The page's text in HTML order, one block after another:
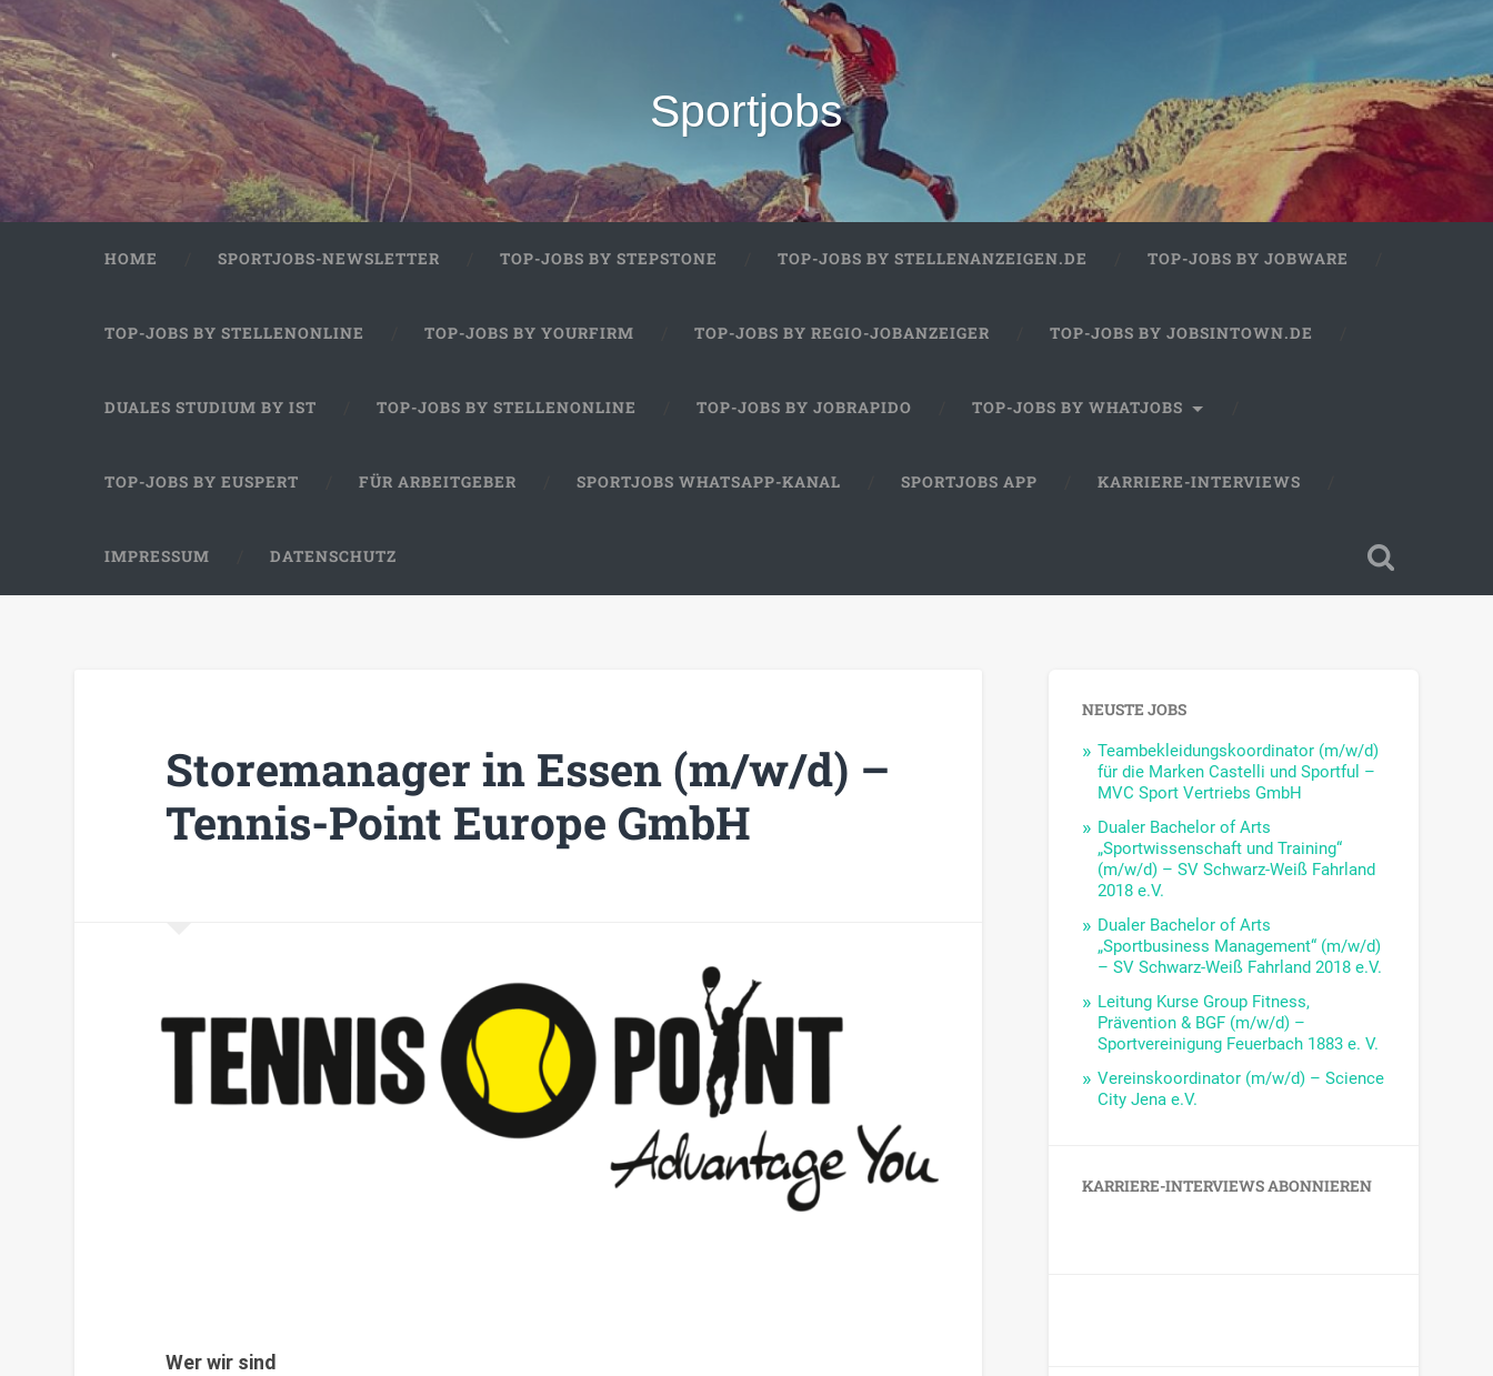
Sportjobs
HOME SPORTJOBS-NEWSLETTER TOP-JOBS BY STEPSTONE TOP-JOBS BY STELLENANZEIGEN.DE TOP-JOBS BY JOBWARE
TOP-JOBS BY STELLENONLINE TOP-JOBS BY YOURFIRM TOP-JOBS BY REGIO-JOBANZEIGER TOP-JOBS BY JOBSINTOWN.DE
DUALES STUDIUM BY IST TOP-JOBS BY STELLENONLINE TOP-JOBS BY JOBRAPIDO TOP-JOBS BY WHATJOBS
TOP-JOBS BY EUSPERT FÜR ARBEITGEBER SPORTJOBS WHATSAPP-KANAL SPORTJOBS APP KARRIERE-INTERVIEWS
IMPRESSUM DATENSCHUTZ
Storemanager in Essen (m/w/d) –
Tennis-Point Europe GmbH
Wer wir sind
NEUSTE JOBS
Teambekleidungskoordinator (m/w/d)
für die Marken Castelli und Sportful –
MVC Sport Vertriebs GmbH
Dualer Bachelor of Arts
„Sportwissenschaft und Training“
(m/w/d) – SV Schwarz-Weiß Fahrland
2018 e.V.
Dualer Bachelor of Arts
„Sportbusiness Management“ (m/w/d)
– SV Schwarz-Weiß Fahrland 2018 e.V.
Leitung Kurse Group Fitness,
Prävention & BGF (m/w/d) –
Sportvereinigung Feuerbach 1883 e. V.
Vereinskoordinator (m/w/d) – Science
City Jena e.V.
KARRIERE-INTERVIEWS ABONNIEREN